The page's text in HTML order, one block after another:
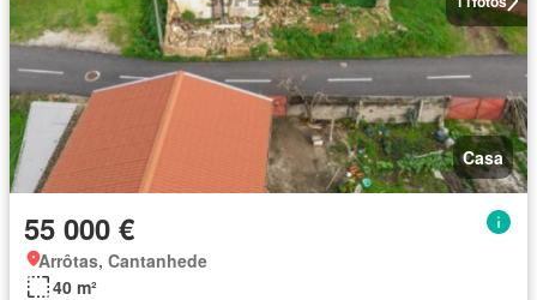
Casa
55 000 €
Arrôtas, Cantanhede
40 m²